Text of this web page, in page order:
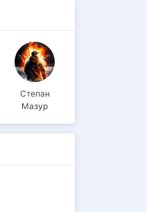
Степан
Мазур